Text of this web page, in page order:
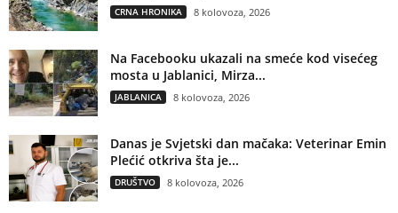
CRNA HRONIKA 8 kolovoza, 2026
Na Facebooku ukazali na smeće kod visećeg
mosta u Jablanici, Mirza...
JABLANICA 8 kolovoza, 2026
Danas je Svjetski dan mačaka: Veterinar Emin
Plećić otkriva šta je...
DRUŠTVO 8 kolovoza, 2026